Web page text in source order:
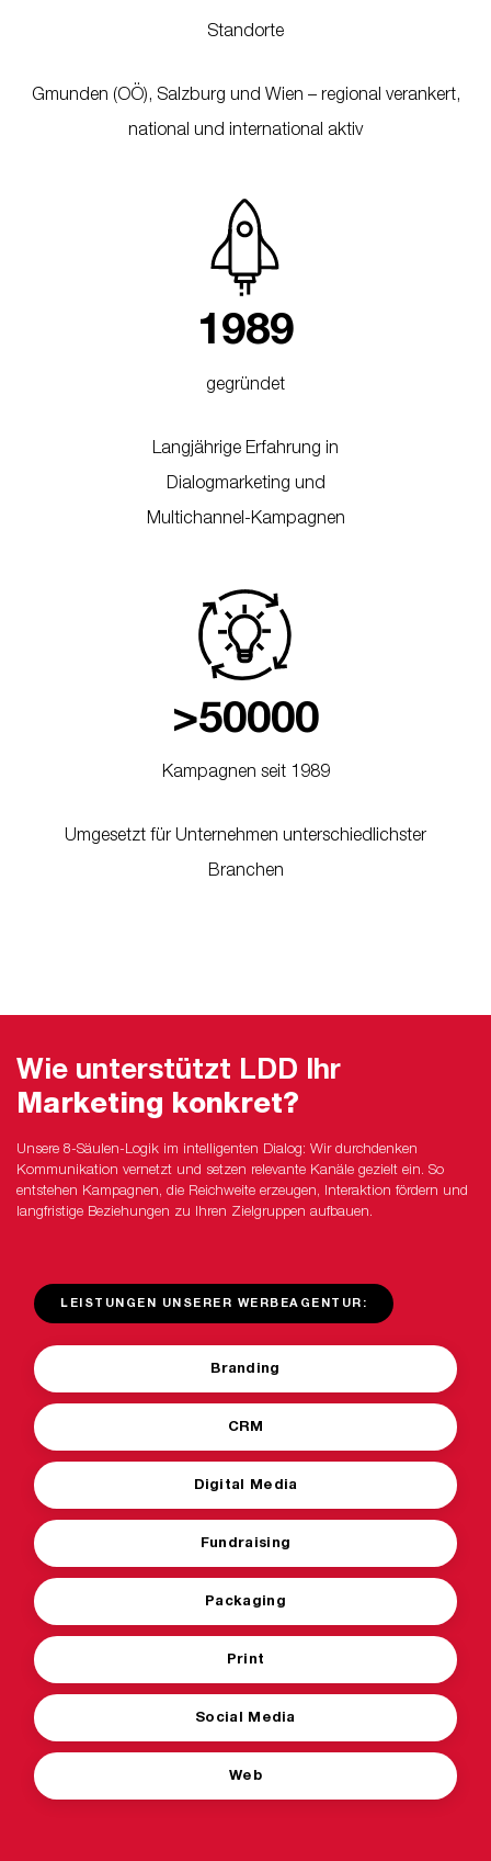
Standorte
Gmunden (OÖ), Salzburg und Wien – regional verankert,
national und international aktiv
1 989
gegründet
Langjährige Erfahrung in
Dialogmarketing und
Multichannel-Kampagnen
>50000
Kampagnen seit 1989
Umgesetzt für Unternehmen unterschiedlichster
Branchen
Wie unterstützt LDD Ihr
Marketing konkret?
Unsere 8-Säulen-Logik im intelligenten Dialog: Wir durchdenken
Kommunikation vernetzt und setzen relevante Kanäle gezielt ein. So
entstehen Kampagnen, die Reichweite erzeugen, Interaktion fördern und
langfristige Beziehungen zu Ihren Zielgruppen aufbauen.
LEISTUNGEN UNSERER WERBEAGENTUR:
Branding
CRM
Digital Media
Fundraising
Packaging
Print
Social Media
Web